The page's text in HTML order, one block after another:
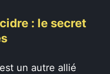
: le secret
est un autre allié